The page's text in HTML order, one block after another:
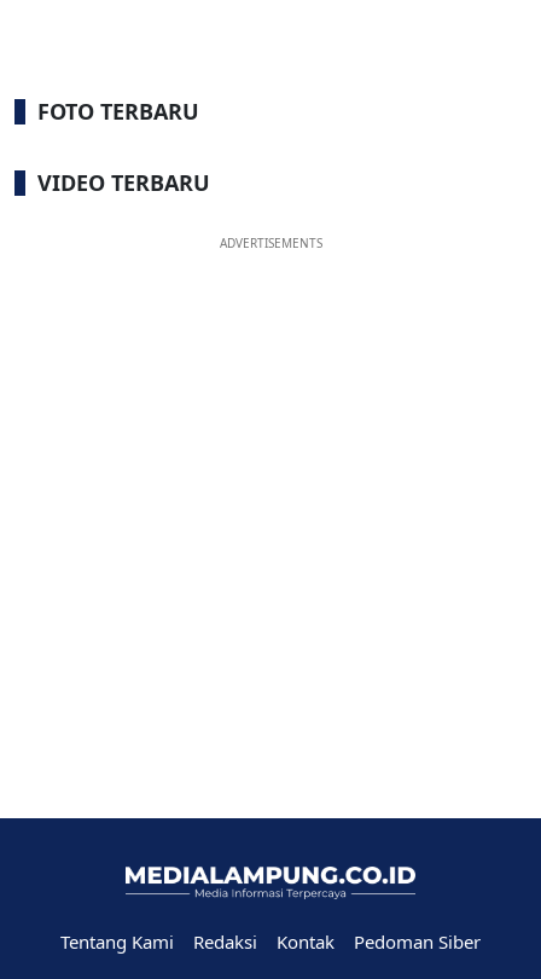
FOTO TERBARU
VIDEO TERBARU
ADVERTISEMENTS
Tentang Kami Redaksi Kontak
Pedoman Siber